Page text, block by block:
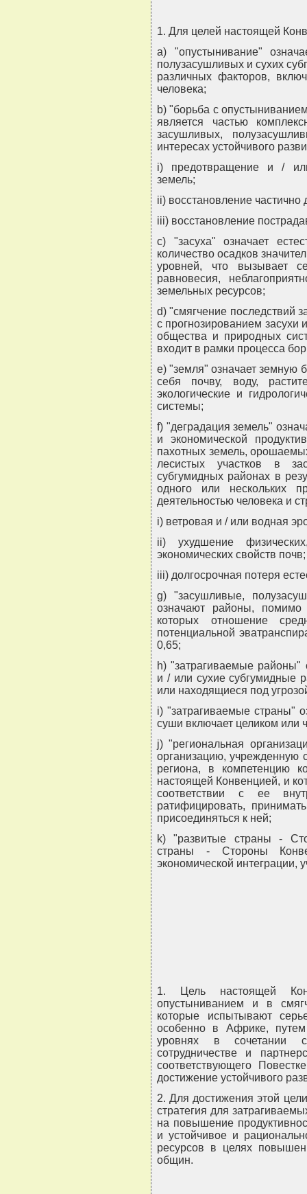
1. Для целей настоящей
a) "опустынивание"
полузасушливых и сухих
различных факторов,
человека;
b) "борьба с
является частью
засушливых,
интересах устойчивого
i) предотвращение и /
земель;
ii) восстановление
iii) восстановление
c) "засуха" означает
количество осадков
уровней, что вызывает
равновесия,
земельных ресурсов;
d) "смягчение последствий
с прогнозированием
общества и природных
входит в рамки процесса
e) "земля" означает земную
себя почву, воду,
экологические и
системы;
f) "деградация земель"
и экономической
пахотных земель,
лесистых участков в
субгумидных районах в
одного или нескольких
деятельностью человека и
i) ветровая и / или водная
ii) ухудшение
экономических свойств
iii) долгосрочная потеря
g) "засушливые,
означают районы,
которых отношение
потенциальной
0,65;
h) "затрагиваемые
и / или сухие субгумидные
или находящиеся под
i) "затрагиваемые страны"
суши включает целиком или
j) "региональная
организацию, учрежденную
региона, в компетенцию
настоящей Конвенцией, и
соответствии с ее
ратифицировать,
присоединяться к ней;
k) "развитые страны -
страны - Стороны
экономической
1. Цель настоящей
опустыниванием и в
которые испытывают
особенно в Африке,
уровнях в сочетании
сотрудничестве и
соответствующего
достижение устойчивого
2. Для достижения этой
стратегия для
на повышение
и устойчивое и
ресурсов в целях
общин.